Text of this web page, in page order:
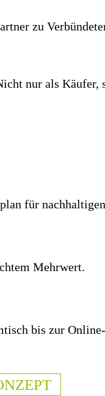
zu
nur als Käufer,
für
Mehrwert.
bis zur